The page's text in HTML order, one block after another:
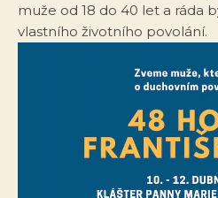
muže od 18 do 40 let a ráda
vlastního životního povolání.